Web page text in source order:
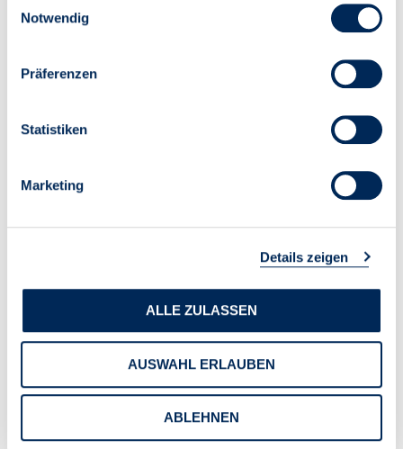
Notwendig
Präferenzen
Statistiken
Marketing
Details zeigen
ALLE ZULASSEN
AUSWAHL ERLAUBEN
ABLEHNEN